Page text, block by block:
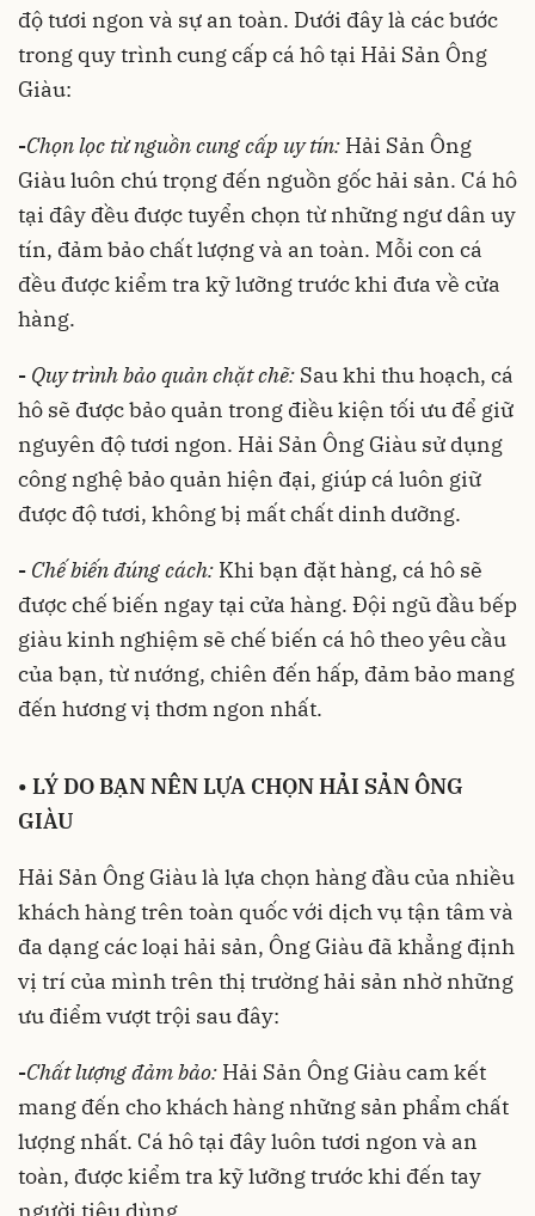
độ tươi ngon và sự an toàn. Dưới đây là các bước
trong quy trình cung cấp cá hô tại Hải Sản Ông
Giàu:
-Chọn lọc từ nguồn cung cấp uy tín: Hải Sản Ông
Giàu luôn chú trọng đến nguồn gốc hải sản. Cá hô
tại đây đều được tuyển chọn từ những ngư dân uy
tín, đảm bảo chất lượng và an toàn. Mỗi con cá
đều được kiểm tra kỹ lưỡng trước khi đưa về cửa
hàng.
- Quy trình bảo quản chặt chẽ: Sau khi thu hoạch, cá
hô sẽ được bảo quản trong điều kiện tối ưu để giữ
nguyên độ tươi ngon. Hải Sản Ông Giàu sử dụng
công nghệ bảo quản hiện đại, giúp cá luôn giữ
được độ tươi, không bị mất chất dinh dưỡng.
- Chế biến đúng cách: Khi bạn đặt hàng, cá hô sẽ
được chế biến ngay tại cửa hàng. Đội ngũ đầu bếp
giàu kinh nghiệm sẽ chế biến cá hô theo yêu cầu
của bạn, từ nướng, chiên đến hấp, đảm bảo mang
đến hương vị thơm ngon nhất.
• LÝ DO BẠN NÊN LỰA CHỌN HẢI SẢN ÔNG
GIÀU
Hải Sản Ông Giàu là lựa chọn hàng đầu của nhiều
khách hàng trên toàn quốc với dịch vụ tận tâm và
đa dạng các loại hải sản, Ông Giàu đã khẳng định
vị trí của mình trên thị trường hải sản nhờ những
ưu điểm vượt trội sau đây:
-Chất lượng đảm bảo: Hải Sản Ông Giàu cam kết
mang đến cho khách hàng những sản phẩm chất
lượng nhất. Cá hô tại đây luôn tươi ngon và an
toàn, được kiểm tra kỹ lưỡng trước khi đến tay